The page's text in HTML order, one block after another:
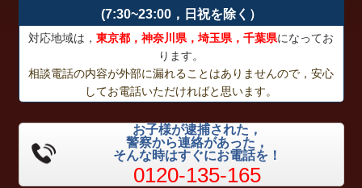
(7:30~23:00，日祝を除く）
対応地域は， 東京都，神奈川県，埼玉県，千葉県になってお
ります。
相談電話の内容が外部に漏れることはありませんので，安心
してお電話いただければと思います。
お子様が逮捕された，
警察から連絡があった，
そんな時はすぐにお電話を！
0120-135-165